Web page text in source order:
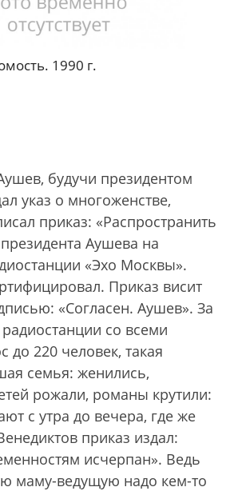
1990 г.
будучи президентом
указ о многоженстве,
приказ: «Распространить
Аушева на
«Эхо Москвы».
Приказ висит
«Согласен. Аушев». За
со всеми
до 220 человек, такая
семья: женились,
рожали, романы крутили:
с утра до вечера, где же
приказ издал:
исчерпан». Ведь
маму-ведущую надо кем-то